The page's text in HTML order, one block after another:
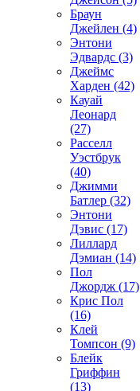
Браун
Джейлен (4)
Энтони
Эдвардс (3)
Джеймс
Харден (42)
Кауай
Леонард
(27)
Расселл
Уэстбрук
(40)
Джимми
Батлер (32)
Энтони
Дэвис (17)
Лиллард
Дэмиан (14)
Пол
Джордж (17)
Крис Пол
(16)
Клей
Томпсон (9)
Блейк
Гриффин
(13)